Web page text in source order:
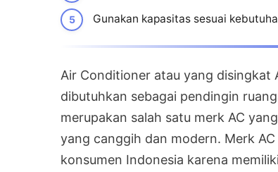
Gunakan kapasitas sesuai
Air Conditioner atau yang disingkat
dibutuhkan sebagai pendingin
merupakan salah satu merk AC
yang canggih dan modern. Merk
konsumen Indonesia karena